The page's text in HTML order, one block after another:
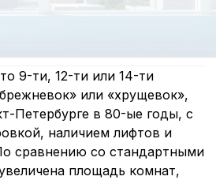
9-ти, 12-ти или 14-ти
или «хрущевок»,
Петербурге в 80-ые годы, с
наличием лифтов и
сравнению со стандартными
площадь комнат,